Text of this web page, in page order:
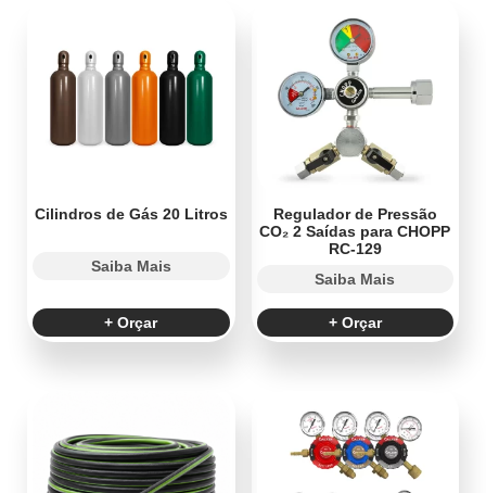
Cilindros de Gás 20 Litros
Saiba Mais
+ Orçar
Regulador de Pressão
CO₂ 2 Saídas para CHOPP
RC-129
Saiba Mais
+ Orçar